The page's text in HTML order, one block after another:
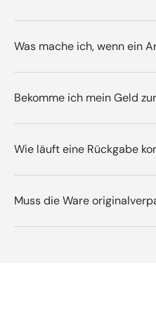
Was mache ich, wenn ein
Bekomme ich mein Geld
Wie läuft eine Rückgabe
Muss die Ware